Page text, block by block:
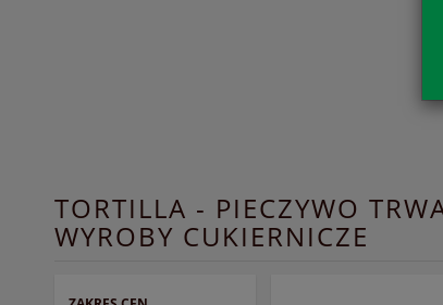
TORTILLA - PIECZYWO
WYROBY CUKIERNICZE